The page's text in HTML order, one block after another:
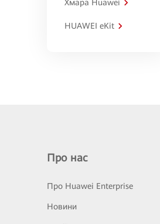
Хмара Huawei
HUAWEI eKit
Про нас
Про Huawei Enterprise
Новини